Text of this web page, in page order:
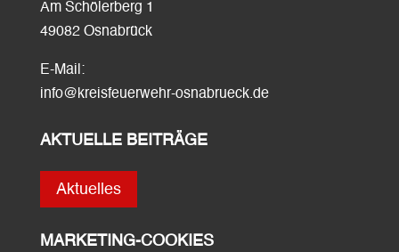
Am Schölerberg 1
49082 Osnabrück
E-Mail:
info@kreisfeuerwehr-osnabrueck.de
AKTUELLE BEITRÄGE
Aktuelles
MARKETING-COOKIES